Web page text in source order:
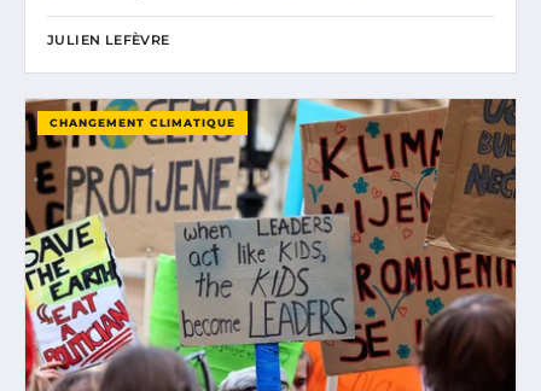
JULIEN LEFÈVRE
CHANGEMENT CLIMATIQUE